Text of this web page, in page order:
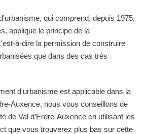
qui comprend, depuis 1975,
applique le principe de la
à-dire la permission de construire
que dans des cas très
d'urbanisme est applicable dans la
Auxence, nous vous conseillons de
de Val d’Erdre-Auxence en utilisant les
que vous trouverez plus bas sur cette